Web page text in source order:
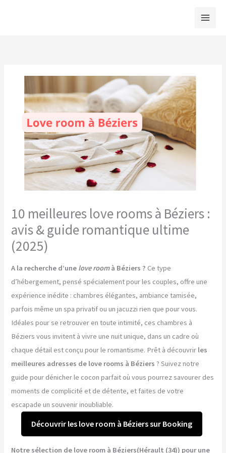
10 meilleures love rooms à Béziers :
avis & guide romantique ultime
(2025)
A la recherche d’une love roomà Béziers ? Ce type
d’hébergement, pensé spécialement pour les couples, offre une
expérience inédite : chambres élégantes, ambiance tamisée,
parfois même un spa privatif ou un jacuzzi rien que pour vous.
Idéales pour se retrouver en toute intimité, ces chambres à
Béziers vous invitent à vivre une nuit unique, dans un cadre où
chaque détail est conçu pour le romantisme. Prêt à découvrir les
meilleures adresses de love rooms à Béziers ? Suivez notre
guide pour dénicher le cocon parfait où vous pourrez savourer des
moments de complicité et de détente, et faites de votre
escapade un souvenir inoubliable.
Découvrir les love room à Béziers sur Booking
Notre sélection de love room à Béziers(Hérault (34)) pour une